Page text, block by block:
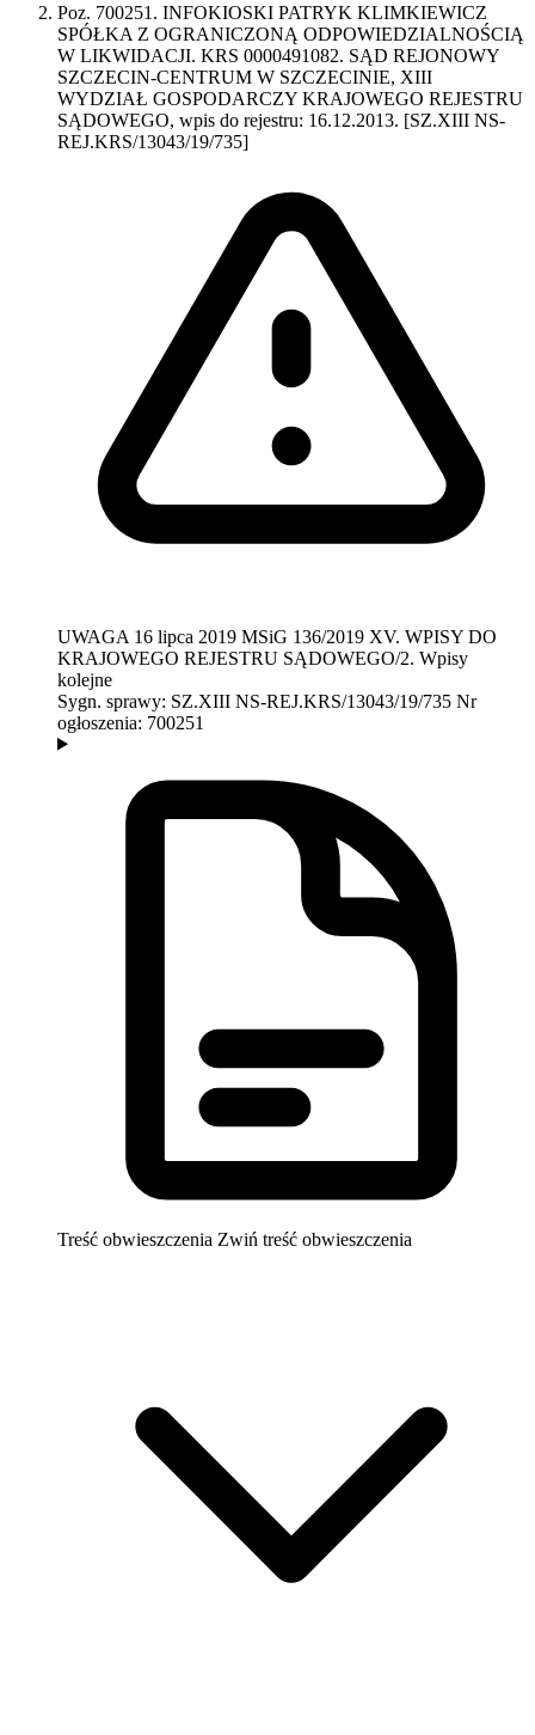
Poz. 700251. INFOKIOSKI PATRYK KLIMKIEWICZ
SPÓŁKA Z OGRANICZONĄ ODPOWIEDZIALNOŚCIĄ
W LIKWIDACJI. KRS 0000491082. SĄD REJONOWY
SZCZECIN-CENTRUM W SZCZECINIE, XIII
WYDZIAŁ GOSPODARCZY KRAJOWEGO REJESTRU
SĄDOWEGO, wpis do rejestru: 16.12.2013. [SZ.XIII NS-
REJ.KRS/13043/19/735]
UWAGA 16 lipca 2019 MSiG 136/2019 XV. WPISY DO
KRAJOWEGO REJESTRU SĄDOWEGO/2. Wpisy
kolejne
Sygn. sprawy: SZ.XIII NS-REJ.KRS/13043/19/735 Nr
ogłoszenia: 700251
Treść obwieszczenia Zwiń treść obwieszczenia